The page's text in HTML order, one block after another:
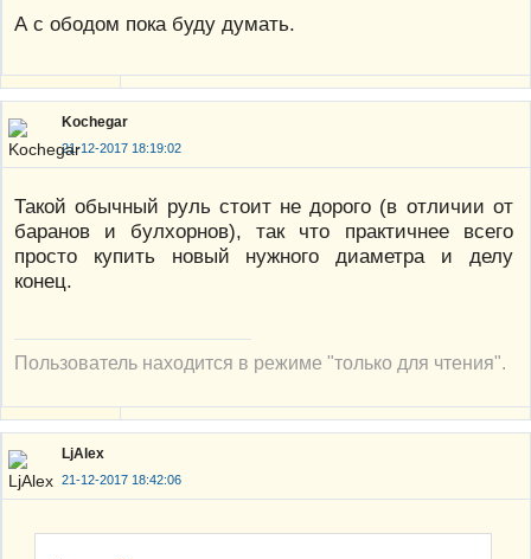
А с ободом пока буду думать.
Kochegar
21-12-2017 18:19:02
Такой обычный руль стоит не дорого (в отличии от
баранов и булхорнов), так что практичнее всего
просто купить новый нужного диаметра и делу
конец.
Пользователь находится в режиме "только для чтения".
LjAlex
21-12-2017 18:42:06